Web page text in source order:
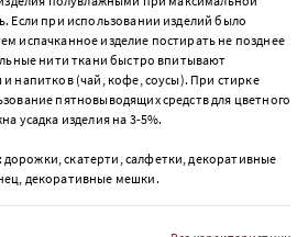
Если при использовании изделий было
испачканное изделие постирать не позднее
нити ткани быстро впитывают
напитков (чай, кофе, соусы). При стирке
пятновыводящих средств для цветного
усадка изделия на 3-5%.
скатерти, салфетки, декоративные
декоративные мешки.